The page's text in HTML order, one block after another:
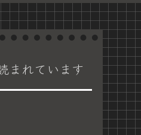
まれています